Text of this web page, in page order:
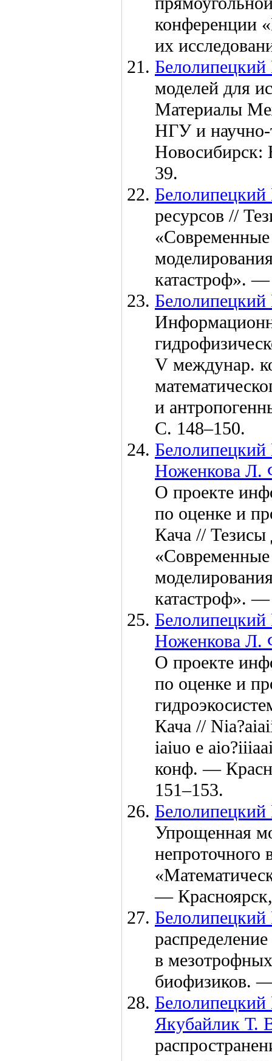
конференции
их
моделей для
Материалы
НГУ и
39.
ресурсов //
«Современные
катастроф».
V междунар.
и
С. 148–150.
Ноженкова Л.
О проекте
по оценке и
Кача //
«Современные
катастроф».
Ноженкова Л.
О проекте
по оценке и
Кача //
iaiuo e
конф. —
151–153.
Упрощенная
непроточного
—
в
биофизиков.
Якубайлик Т.